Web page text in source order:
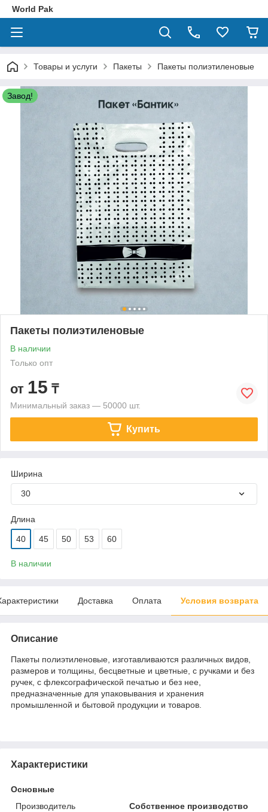
World Pak
Товары и услуги Пакеты Пакеты полиэтиленовые
Завод!
Пакеты полиэтиленовые
В наличии
Только опт
от 15 ₸
Минимальный заказ — 50000 шт.
Купить
Ширина
30
Длина
40 45 50 53 60
В наличии
Доставка Оплата Условия возврата
Описание
Пакеты полиэтиленовые, изготавливаются различных видов,
размеров и толщины, бесцветные и цветные, с ручками и без
ручек, с флексографической печатью и без нее,
предназначенные для упаковывания и хранения
промышленной и бытовой продукции и товаров.
Характеристики
Основные
Производитель
Собственное производство